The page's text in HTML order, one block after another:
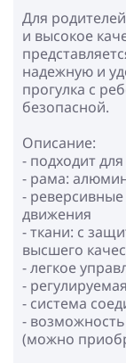
Для
и высокое
надежную и
прогулка с
безопасной.
Описание:
- подходит
- рама:
-
движения
- ткани: с
высшего
- легкое
-
- cистема
- возможность
(можно